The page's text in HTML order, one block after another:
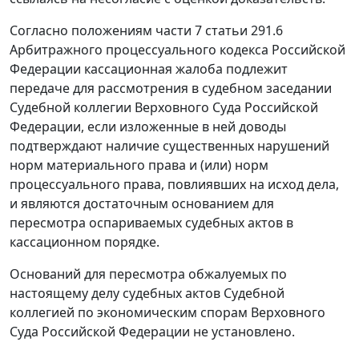
Согласно положениям части 7 статьи 291.6
Арбитражного процессуального кодекса Российской
Федерации кассационная жалоба подлежит
передаче для рассмотрения в судебном заседании
Судебной коллегии Верховного Суда Российской
Федерации, если изложенные в ней доводы
подтверждают наличие существенных нарушений
норм материального права и (или) норм
процессуального права, повлиявших на исход дела,
и являются достаточным основанием для
пересмотра оспариваемых судебных актов в
кассационном порядке.
Оснований для пересмотра обжалуемых по
настоящему делу судебных актов Судебной
коллегией по экономическим спорам Верховного
Суда Российской Федерации не установлено.